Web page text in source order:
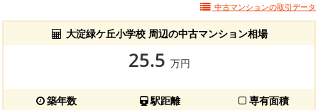
中古マンションの取引データ
大淀緑ケ丘小学校 周辺の中古マンション相場
25.5 万円
築年数 駅距離 専有面積